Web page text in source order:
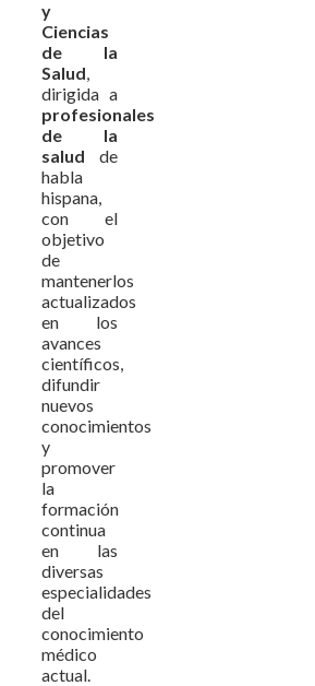
y
Ciencias
de la
Salud
dirigida a
profesionales
de la
salud de
habla
hispana,
con el
objetivo
de
mantenerlos
actualizados
en los
avances
científicos,
difundir
nuevos
conocimientos
y
promover
la
formación
continua
en las
diversas
especialidades
del
conocimiento
médico
actual.